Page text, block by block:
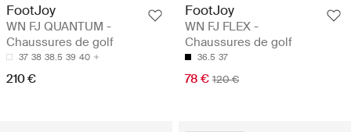
FootJoy
WN FJ QUANTUM -
Chaussures de golf
37 38 38.5 39 40
210 €
FootJoy
WN FJ FLEX -
Chaussures de golf
36.5 37
78 € 120 €